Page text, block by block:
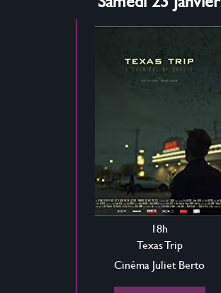
18h
Texas Trip
Cinéma Juliet Berto